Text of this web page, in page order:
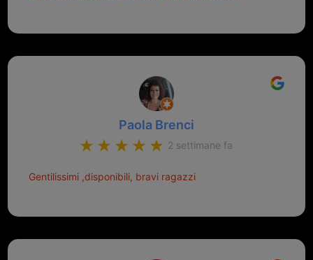
Paola Brenci
2 settimane fa
Gentilissimi ,disponibili, bravi ragazzi